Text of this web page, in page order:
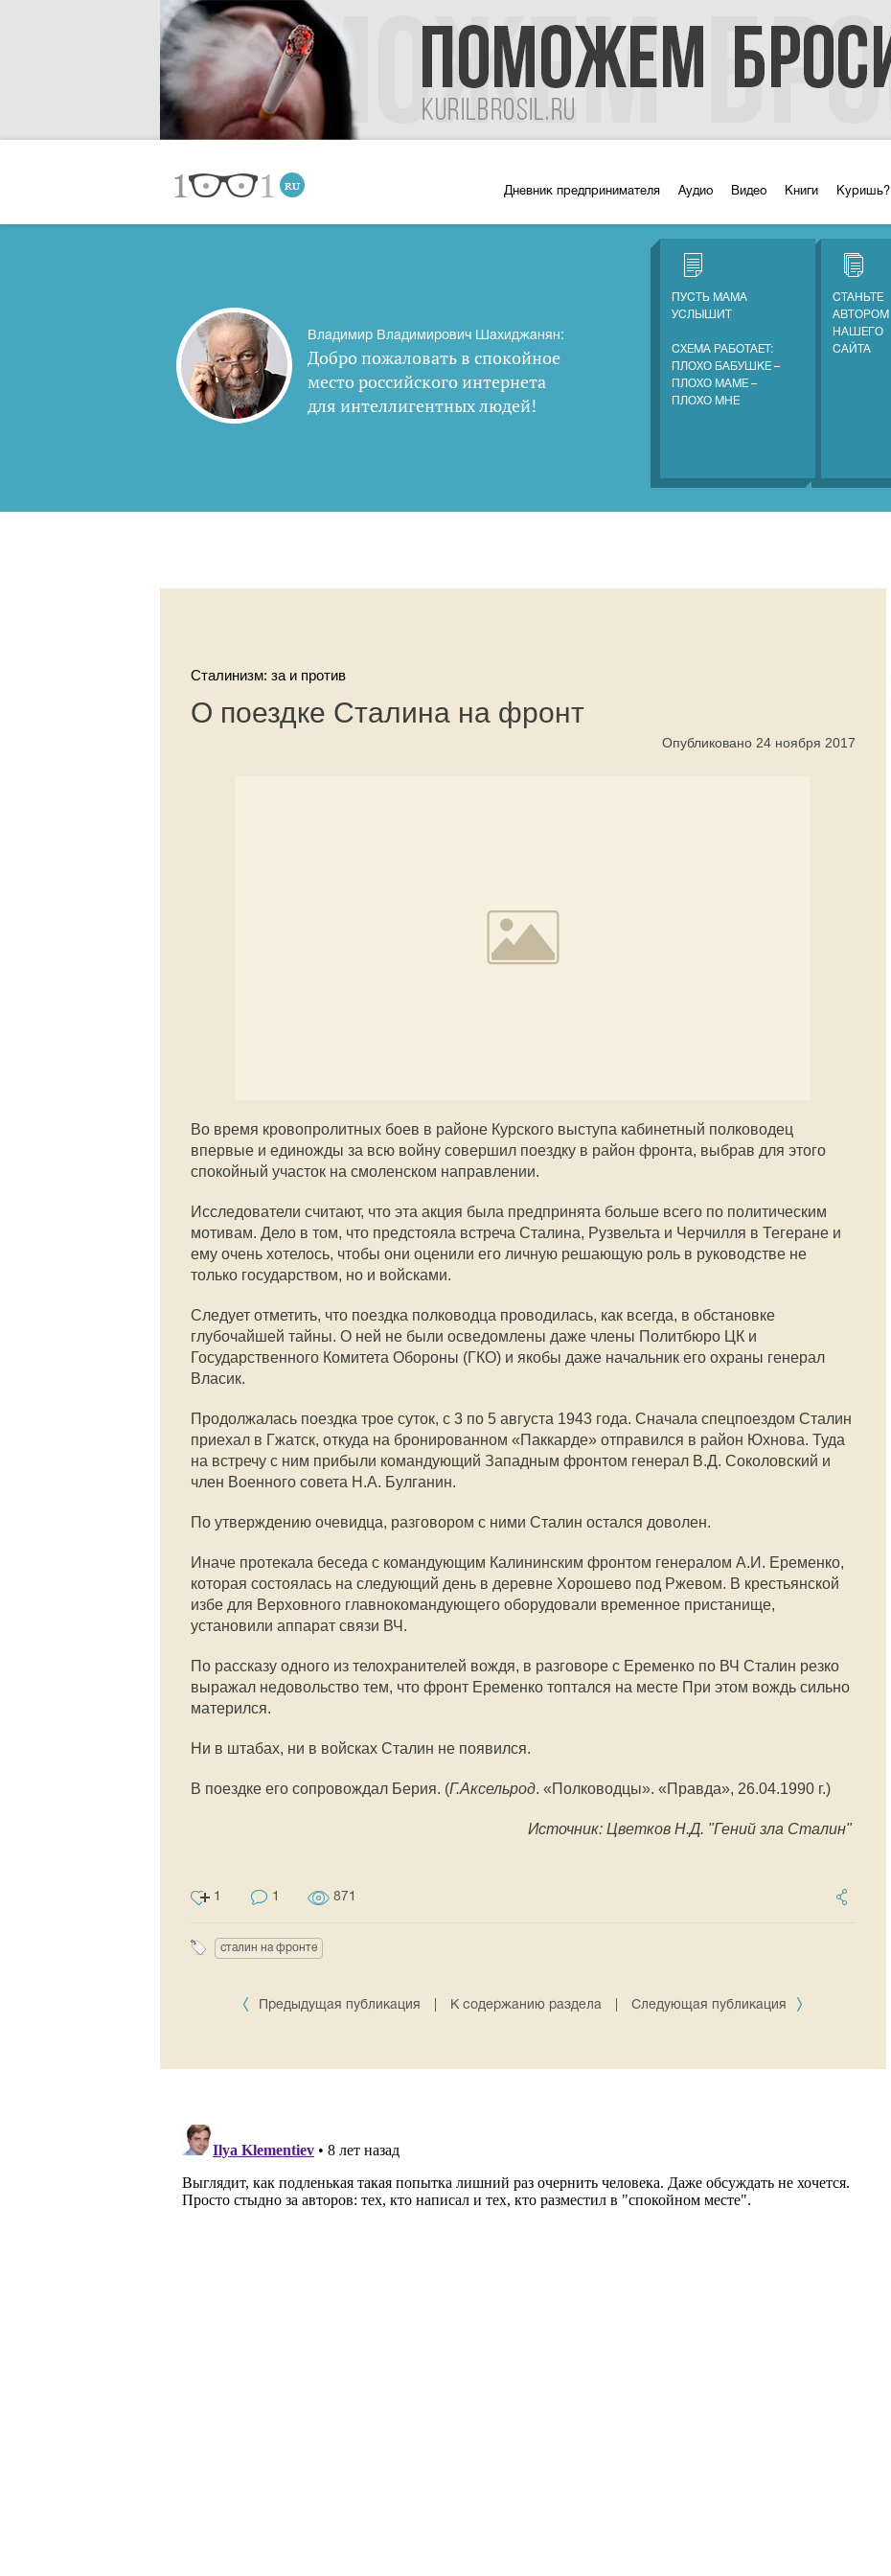
Дневник предпринимателя Аудио Видео Книги Куришь?
Владимир Владимирович Шахиджанян:
Добро пожаловать в спокойное
место российского интернета
для интеллигентных людей!
ПУСТЬ МАМА
УСЛЫШИТ
СХЕМА РАБОТАЕТ:
ПЛОХО БАБУШКЕ –
ПЛОХО МАМЕ –
ПЛОХО МНЕ
СТАНЬТЕ
АВТОРОМ
НАШЕГО
САЙТА
Сталинизм: за и против
О поездке Сталина на фронт
Опубликовано 24 ноября 2017
Во время кровопролитных боев в районе Курского выступа кабинетный полководец
впервые и единожды за всю войну совершил поездку в район фронта, выбрав для этого
спокойный участок на смоленском направлении.
Исследователи считают, что эта акция была предпринята больше всего по политическим
мотивам. Дело в том, что предстояла встреча Сталина, Рузвельта и Черчилля в Тегеране и
ему очень хотелось, чтобы они оценили его личную решающую роль в руководстве не
только государством, но и войсками.
Следует отметить, что поездка полководца проводилась, как всегда, в обстановке
глубочайшей тайны. О ней не были осведомлены даже члены Политбюро ЦК и
Государственного Комитета Обороны (ГКО) и якобы даже начальник его охраны генерал
Власик.
Продолжалась поездка трое суток, с 3 по 5 августа 1943 года. Сначала спецпоездом Сталин
приехал в Гжатск, откуда на бронированном «Паккарде» отправился в район Юхнова. Туда
на встречу с ним прибыли командующий Западным фронтом генерал В.Д. Соколовский и
член Военного совета Н.А. Булганин.
По утверждению очевидца, разговором с ними Сталин остался доволен.
Иначе протекала беседа с командующим Калининским фронтом генералом А.И. Еременко,
которая состоялась на следующий день в деревне Хорошево под Ржевом. В крестьянской
избе для Верховного главнокомандующего оборудовали временное пристанище,
установили аппарат связи ВЧ.
По рассказу одного из телохранителей вождя, в разговоре с Еременко по ВЧ Сталин резко
выражал недовольство тем, что фронт Еременко топтался на месте При этом вождь сильно
матерился.
Ни в штабах, ни в войсках Сталин не появился.
В поездке его сопровождал Берия. (Г.Аксельрод. «Полководцы». «Правда», 26.04.1990 г.)
Источник: Цветков Н.Д. "Гений зла Сталин"
1 1 871
сталин на фронте
Предыдущая публикация К содержанию раздела Следующая публикация